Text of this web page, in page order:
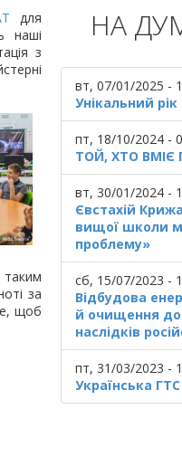
для
наші
з
за
щоб
НА
вт, 07/01/2025 -
Унікальний рік
пт, 18/10/2024 -
ТОЙ, ХТО ВМІЄ
вт, 30/01/2024 -
Євстахій
вищої школи
проблему»
сб, 15/07/2023 -
Відбудова
й очищення
наслідків
пт, 31/03/2023 -
Українська